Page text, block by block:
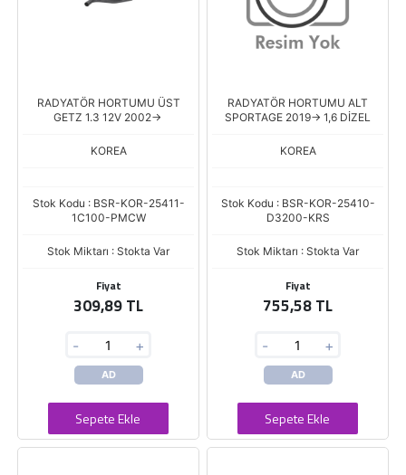
RADYATÖR HORTUMU ÜST
GETZ 1.3 12V 2002->
KOREA
Stok Kodu : BSR-KOR-25411-
1C100-PMCW
Stok Miktarı : Stokta Var
Fiyat
309,89 TL
- +
AD
Sepete Ekle
RADYATÖR HORTUMU ALT
SPORTAGE 2019-> 1,6 DİZEL
KOREA
Stok Kodu : BSR-KOR-25410-
D3200-KRS
Stok Miktarı : Stokta Var
Fiyat
755,58 TL
- +
AD
Sepete Ekle